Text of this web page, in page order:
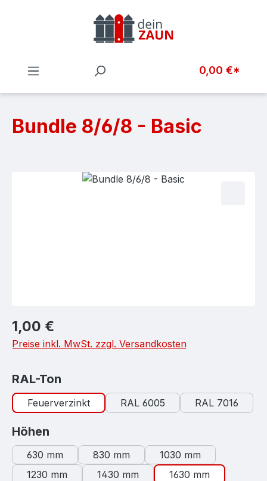
Zum Hauptinhalt springen
0,00 €*
Bundle 8/6/8 - Basic
Bildergalerie überspringen
Regulärer Preis:
1,00 €
Preise inkl. MwSt. zzgl. Versandkosten
RAL-Ton
Feuerverzinkt RAL 6005 RAL 7016
Höhen
630 mm 830 mm
1030 mm
1230 mm
1430 mm
1630 mm